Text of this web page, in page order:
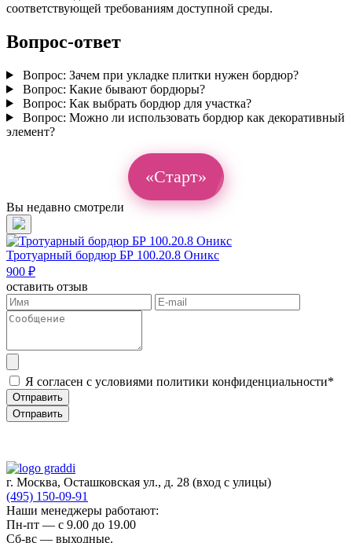
соответствующей требованиям доступной среды.
Вопрос-ответ
Вопрос: Зачем при укладке плитки нужен бордюр?
Вопрос: Какие бывают бордюры?
Вопрос: Как выбрать бордюр для участка?
Вопрос: Можно ли использовать бордюр как декоративный
элемент?
«Старт»
Вы недавно смотрели
Тротуарный бордюр БР 100.20.8 Оникс
900 ₽
оставить отзыв
Я согласен с условиями политики конфиденциальности*
Отправить
Отправить
г. Москва, Осташковская ул., д. 28 (вход с улицы)
(495) 150-09-91
Наши менеджеры работают:
Пн-пт — c 9.00 до 19.00
Сб-вс — выходные.